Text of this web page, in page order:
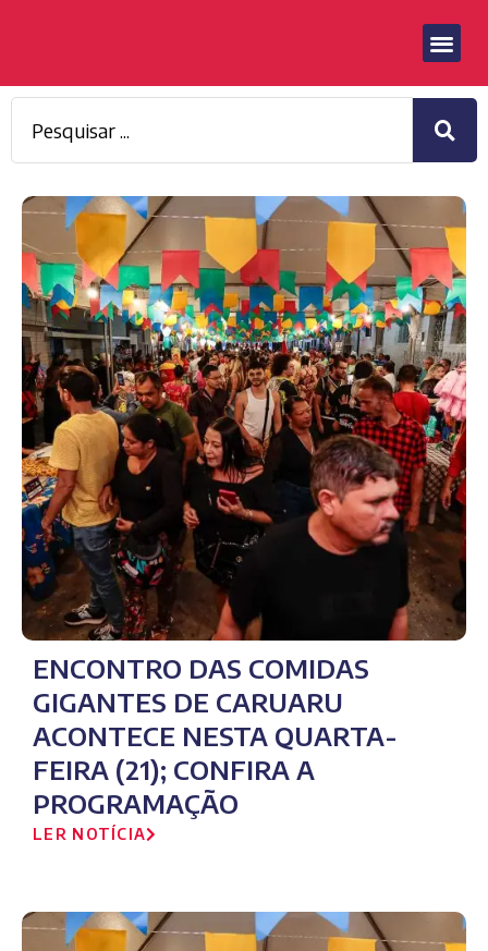
ENCONTRO DAS COMIDAS
GIGANTES DE CARUARU
ACONTECE NESTA QUARTA-
FEIRA (21); CONFIRA A
PROGRAMAÇÃO
LER NOTÍCIA